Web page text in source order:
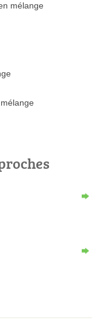
mélange